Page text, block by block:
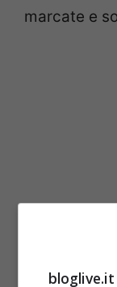
marcate e
Ma